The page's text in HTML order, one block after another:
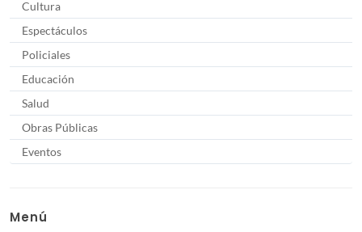
Cultura
Espectáculos
Policiales
Educación
Salud
Obras Públicas
Eventos
Menú